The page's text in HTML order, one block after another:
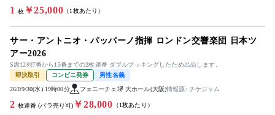
1 枚￥25,000 （1枚あたり）
サー・アントニオ・パッパーノ指揮 ロンドン交響楽団 日本ツ
アー2026
S席12列7番から15番までの2枚連番 ダブルブッキングしたため出品します。
即決取引
コンビニ発券 男性名義
26/09/30(水) 19時00分 フェニーチェ堺 大ホール(大阪)情報源: チケジャム
2 枚連番 (バラ売り可) ￥28,000 （1枚あたり）